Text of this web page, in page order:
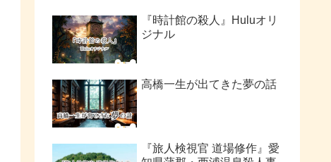
『時計館の殺人』Huluオリ
ジナル
高橋一生が出てきた夢の話
『旅人検視官 道場修作』愛